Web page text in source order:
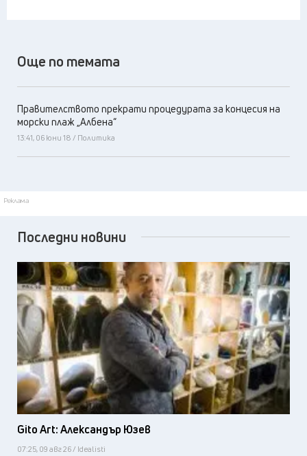
Още по темата
Правителството прекрати процедурата за концесия на
морски плаж „Албена“
13:41, 06 юни 18 / Политика
Реклама
Последни новини
Gito Art: Александър Юзев
07:25, 09 авг 26 / Idealisti